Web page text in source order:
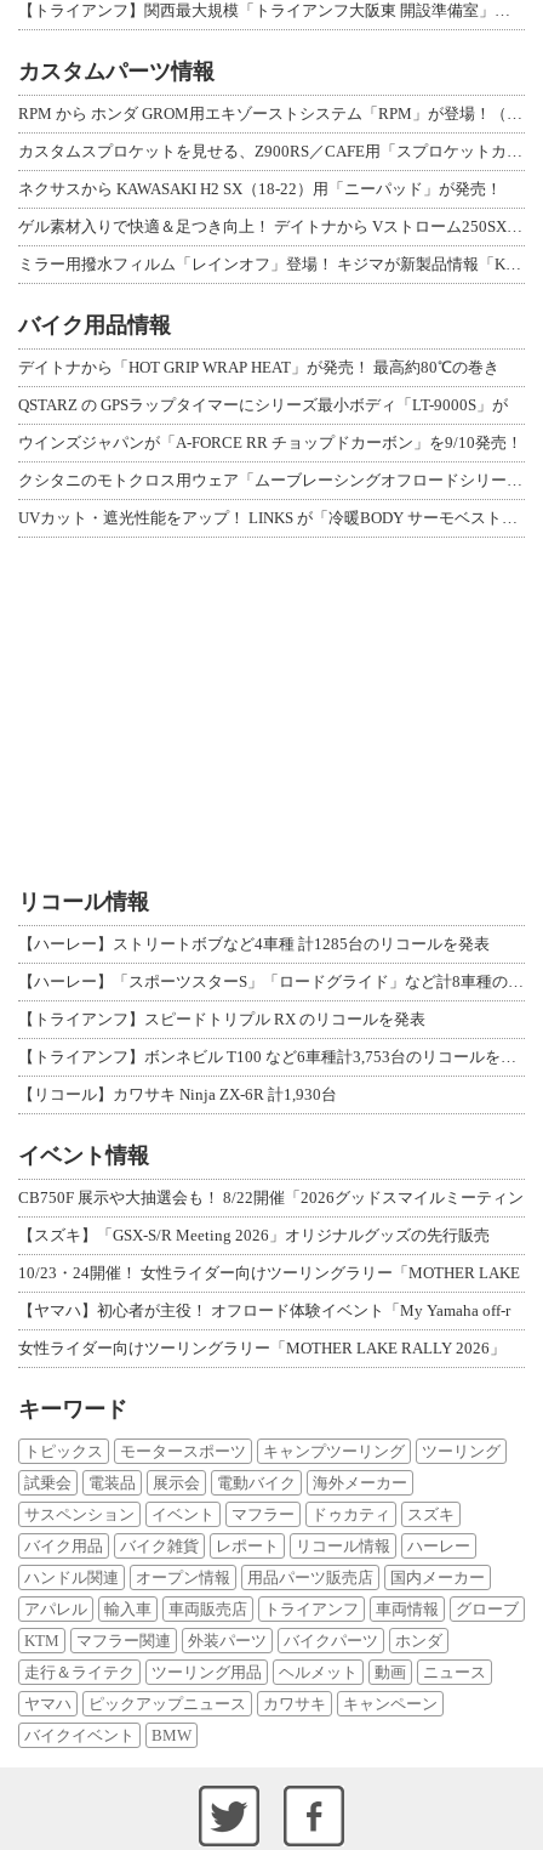
【トライアンフ】関西最大規模「トライアンフ大阪東 開設準備室」がオープン！ 限定
カスタムパーツ情報
RPM から ホンダ GROM用エキゾーストシステム「RPM」が登場！（動画あり
カスタムスプロケットを見せる、Z900RS／CAFE用「スプロケットカバーフルキ
ネクサスから KAWASAKI H2 SX（18-22）用「ニーパッド」が発売！
ゲル素材入りで快適＆足つき向上！ デイトナから Vストローム250SX用「快適ロ
ミラー用撥水フィルム「レインオフ」登場！ キジマが新製品情報「KIJIMA NE
バイク用品情報
デイトナから「HOT GRIP WRAP HEAT」が発売！ 最高約80℃の巻き
QSTARZ の GPSラップタイマーにシリーズ最小ボディ「LT-9000S」が
ウインズジャパンが「A-FORCE RR チョップドカーボン」を9/10発売！
クシタニのモトクロス用ウェア「ムーブレーシングオフロードシリーズ」3アイテムが登
UVカット・遮光性能をアップ！ LINKS が「冷暖BODY サーモベスト」改良
リコール情報
【ハーレー】ストリートボブなど4車種 計1285台のリコールを発表
【ハーレー】「スポーツスターS」「ロードグライド」など計8車種のリコールを発表
【トライアンフ】スピードトリプル RX のリコールを発表
【トライアンフ】ボンネビル T100 など6車種計3,753台のリコールを発表
【リコール】カワサキ Ninja ZX-6R 計1,930台
イベント情報
CB750F 展示や大抽選会も！ 8/22開催「2026グッドスマイルミーティン
【スズキ】「GSX-S/R Meeting 2026」オリジナルグッズの先行販売
10/23・24開催！ 女性ライダー向けツーリングラリー「MOTHER LAKE
【ヤマハ】初心者が主役！ オフロード体験イベント「My Yamaha off-r
女性ライダー向けツーリングラリー「MOTHER LAKE RALLY 2026」
キーワード
トピックス モータースポーツ キャンプツーリング
ツーリング
試乗会
電装品 展示会 電動バイク
海外メーカー
サスペンション
イベント マフラー ドゥカティ
スズキ
バイク用品
バイク雑貨 レポート リコール情報
ハーレー
ハンドル関連
オープン情報 用品パーツ販売店
国内メーカー
アパレル
輸入車 車両販売店 トライアンフ 車両情報
グローブ
KTM
マフラー関連 外装パーツ バイクパーツ
ホンダ
走行＆ライテク
ツーリング用品 ヘルメット 動画
ニュース
ヤマハ
ピックアップニュース カワサキ
キャンペーン
バイクイベント
BMW